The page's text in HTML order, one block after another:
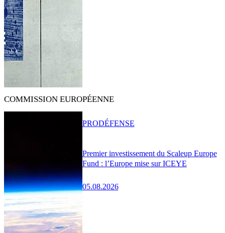
COMMISSION EUROPÉENNE
Premier investissement du Scaleup Europe
Fund : l’Europe mise sur ICEYE
05.08.2026
PRODÉFENSE